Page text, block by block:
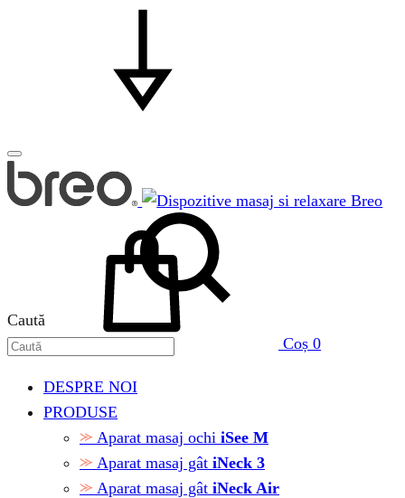
Coș 0
Caută
DESPRE NOI
PRODUSE
Aparat masaj ochi iSee M
Aparat masaj gât iNeck 3
Aparat masaj gât iNeck Air